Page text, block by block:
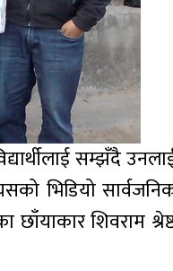
सम्झँदै
भिडियो
छाँयाकार शिवराम